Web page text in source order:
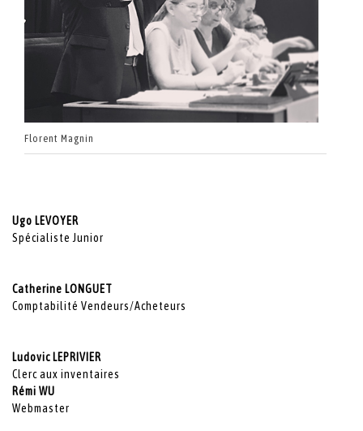
Florent Magnin
Ugo LEVOYER
Spécialiste Junior
Catherine LONGUET
Comptabilité Vendeurs/Acheteurs
Ludovic LEPRIVIER
Clerc aux inventaires
Rémi WU
Webmaster